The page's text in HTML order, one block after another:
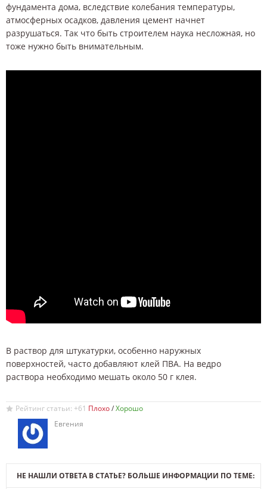
фундамента дома, вследствие колебания температуры,
атмосферных осадков, давления цемент начнет
разрушаться. Так что быть строителем наука несложная, но
тоже нужно быть внимательным.
В раствор для штукатурки, особенно наружных
поверхностей, часто добавляют клей ПВА. На ведро
раствора необходимо мешать около 50 г клея.
Рейтинг статьи: +61
/
Евгения
НЕ НАШЛИ ОТВЕТА В СТАТЬЕ? БОЛЬШЕ ИНФОРМАЦИИ ПО ТЕМЕ: